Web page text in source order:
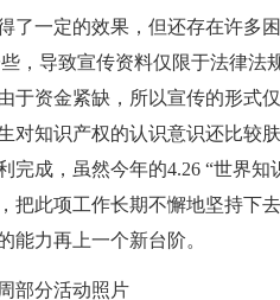
了一定的效果，但还存在许多
，导致宣传资料仅限于法律法
于资金紧缺，所以宣传的形式
对知识产权的认识意识还比较
完成，虽然今年的4.26 “世界知
把此项工作长期不懈地坚持下
能力再上一个新台阶。
部分活动照片